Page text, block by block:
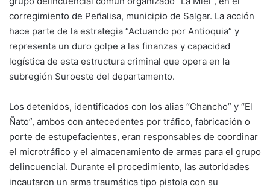
corregimiento de Peñalisa, municipio de Salgar. La acción
hace parte de la estrategia “Actuando por Antioquia” y
representa un duro golpe a las finanzas y capacidad
logística de esta estructura criminal que opera en la
subregión Suroeste del departamento.
Los detenidos, identificados con los alias “Chancho” y “El
Ñato”, ambos con antecedentes por tráfico, fabricación o
porte de estupefacientes, eran responsables de coordinar
el microtráfico y el almacenamiento de armas para el grupo
delincuencial. Durante el procedimiento, las autoridades
incautaron un arma traumática tipo pistola con su